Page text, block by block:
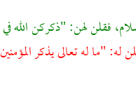
فقلن لهن: "ذكركن الله
له: "ما له تعالى يذكر